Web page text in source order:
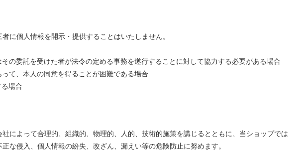
に個人情報を開示・提供することはいたしません。
の委託を受けた者が法令の定める事務を遂行することに対して協力する必要がある場合
て、本人の同意を得ることが困難である場合
場合
によって合理的、組織的、物理的、人的、技術的施策を講じるとともに、当ショップでは
な侵入、個人情報の紛失、改ざん、漏えい等の危険防止に努めます。